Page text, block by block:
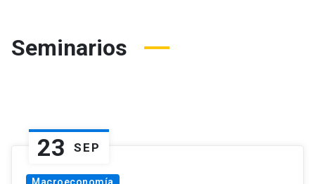
Seminarios
23 SEP